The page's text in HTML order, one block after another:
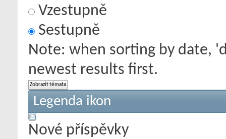
Vzestupně
Sestupně
Note: when sorting by date,
newest results first.
Legenda ikon
Nové příspěvky